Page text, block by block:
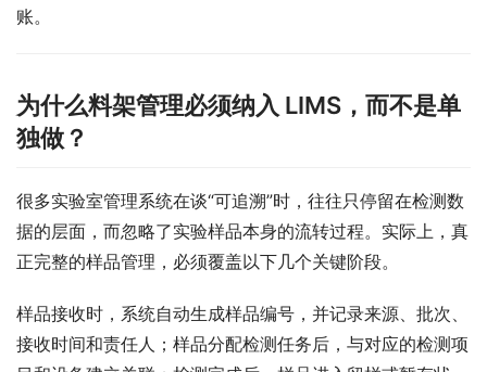
账。
为什么料架管理必须纳入 LIMS，而不是单
独做？
很多实验室管理系统在谈“可追溯”时，往往只停留在检测数
据的层面，而忽略了实验样品本身的流转过程。实际上，真
正完整的样品管理，必须覆盖以下几个关键阶段。
样品接收时，系统自动生成样品编号，并记录来源、批次、
接收时间和责任人；样品分配检测任务后，与对应的检测项